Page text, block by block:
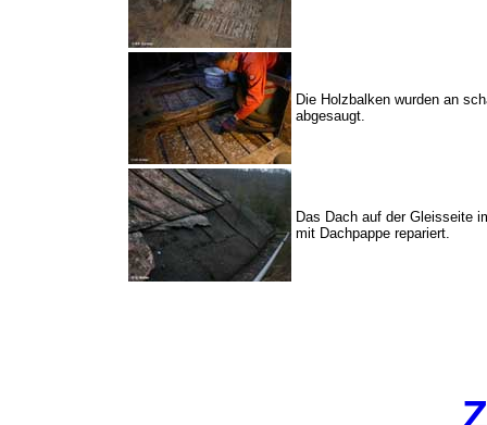
Die Holzbalken wurden an
abgesaugt.
Das Dach auf der Gleisseite
mit Dachpappe repariert.